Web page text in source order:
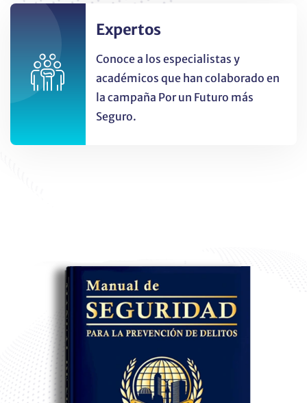
Expertos
Conoce a los especialistas y
académicos que han colaborado en
la campaña Por un Futuro más
Seguro.